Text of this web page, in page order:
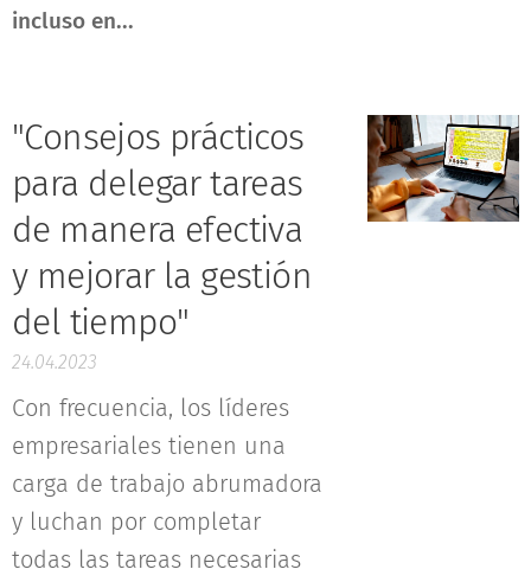
incluso en...
"Consejos prácticos
para delegar tareas
de manera efectiva
y mejorar la gestión
del tiempo"
24.04.2023
Con frecuencia, los líderes
empresariales tienen una
carga de trabajo abrumadora
y luchan por completar
todas las tareas necesarias